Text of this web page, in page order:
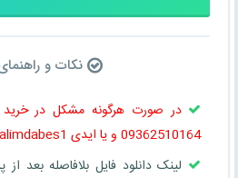
نکات و
در صورت هرگونه مشکل در خرید
09362510164 و یا ایدی salimdabes1 پیغام ارسال نمایید.
لینک دانلود فایل بلافاصله بعد